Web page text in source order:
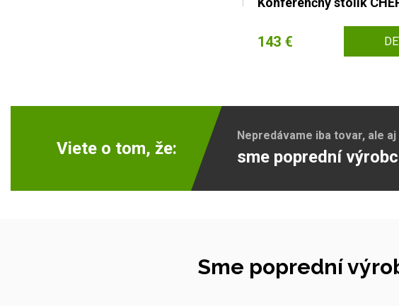
143 €
Viete o tom, že:
Nepredávame iba tovar, ale aj
sme poprední
Sme poprední